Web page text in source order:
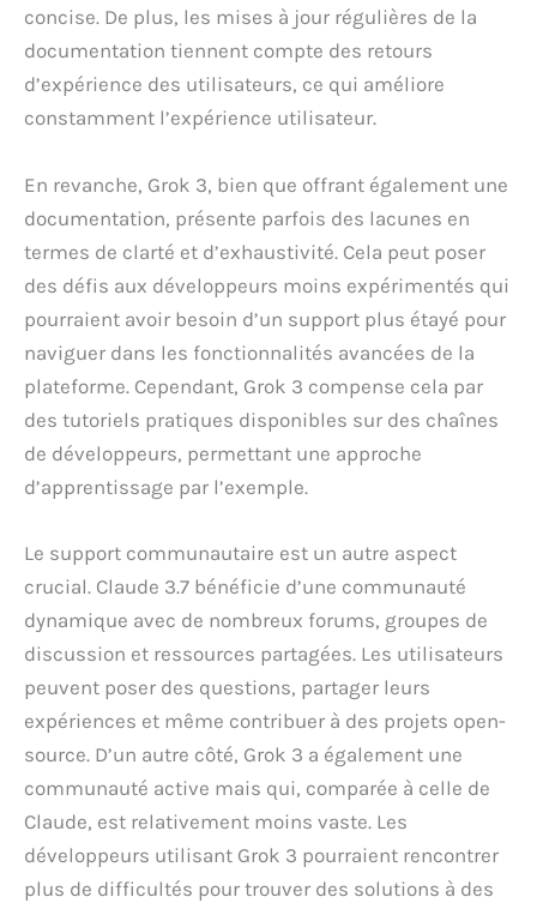
concise. De plus, les mises à jour régulières de la
documentation tiennent compte des retours
d’expérience des utilisateurs, ce qui améliore
constamment l’expérience utilisateur.
En revanche, Grok 3, bien que offrant également une
documentation, présente parfois des lacunes en
termes de clarté et d’exhaustivité. Cela peut poser
des défis aux développeurs moins expérimentés qui
pourraient avoir besoin d’un support plus étayé pour
naviguer dans les fonctionnalités avancées de la
plateforme. Cependant, Grok 3 compense cela par
des tutoriels pratiques disponibles sur des chaînes
de développeurs, permettant une approche
d’apprentissage par l’exemple.
Le support communautaire est un autre aspect
crucial. Claude 3.7 bénéficie d’une communauté
dynamique avec de nombreux forums, groupes de
discussion et ressources partagées. Les utilisateurs
peuvent poser des questions, partager leurs
expériences et même contribuer à des projets open-
source. D’un autre côté, Grok 3 a également une
communauté active mais qui, comparée à celle de
Claude, est relativement moins vaste. Les
développeurs utilisant Grok 3 pourraient rencontrer
plus de difficultés pour trouver des solutions à des